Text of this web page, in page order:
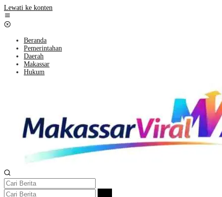
Lewati ke konten
Beranda
Pemerintahan
Daerah
Makassar
Hukum